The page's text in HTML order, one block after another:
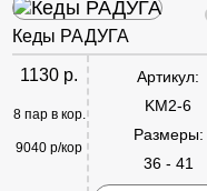
Кеды РАДУГА
1130 р.
8 пар в кор.
9040 р/кор
Артикул:
KM2-6
Размеры:
36 - 41